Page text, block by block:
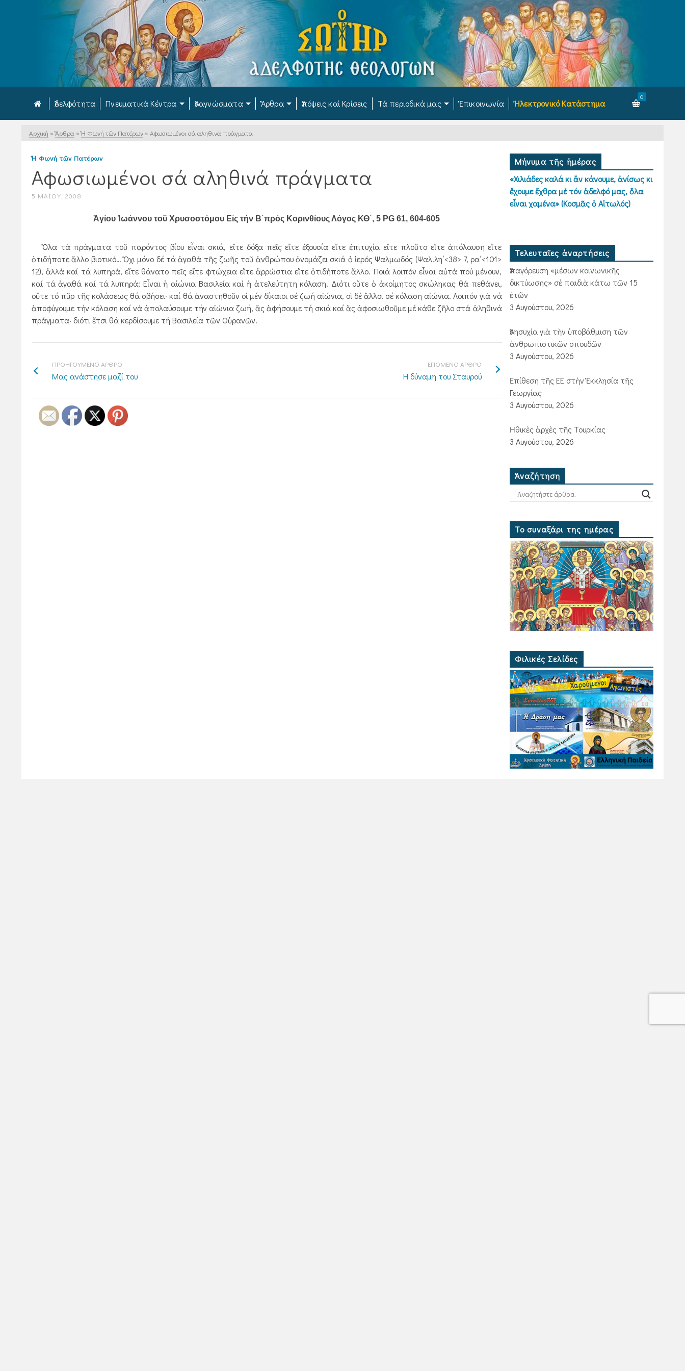
Ἀδελφότητα Πνευματικά Κέντρα Ἀναγνώσματα Ἄρθρα Ἀπόψεις καὶ Κρίσεις Τά περιοδικά μας Ἐπικοινωνία Ἠλεκτρονικό Κατάστημα
0
Αρχική » Ἄρθρα » Ἡ Φωνή τῶν Πατέρων » Αφωσιωμένοι σά αληθινά πράγματα
Ἡ Φωνή τῶν Πατέρων
Αφωσιωμένοι σά αληθινά πράγματα
5 ΜΑΪ́ΟΥ, 2008
Ἁγίου Ἰωάννου τοῦ Χρυσοστόμου Εἰς τήν Β΄πρός Κορινθίους Λόγος ΚΘ΄, 5 PG 61, 604-605
Ὅλα τά πράγματα τοῦ παρόντος βίου εἶναι σκιά, εἴτε δόξα πεῖς εἴτε ἐξουσία εἴτε ἐπιτυχία εἴτε πλοῦτο εἴτε ἀπόλαυση εἴτε
ὁτιδήποτε ἄλλο βιοτικό… Ὄχι μόνο δέ τά ἀγαθά τῆς ζωῆς τοῦ ἀνθρώπου ὀνομάζει σκιά ὁ ἱερός Ψαλμωδός (Ψαλ.λη΄<38> 7, ρα΄<101>
12), ἀλλά καί τά λυπηρά, εἴτε θάνατο πεῖς εἴτε φτώχεια εἴτε ἀρρώστια εἴτε ὁτιδήποτε ἄλλο. Ποιά λοιπόν εἶναι αὐτά πού μένουν,
καί τά ἀγαθά καί τά λυπηρά; Εἶναι ἡ αἰώνια Βασιλεία καί ἡ ἀτελεύτητη κόλαση. Διότι οὔτε ὁ ἀκοίμητος σκώληκας θά πεθάνει,
οὔτε τό πῦρ τῆς κολάσεως θά σβήσει· καί θά ἀναστηθοῦν οἱ μέν δίκαιοι σέ ζωή αἰώνια, οἱ δέ ἄλλοι σέ κόλαση αἰώνια. Λοιπόν γιά νά
ἀποφύγουμε τήν κόλαση καί νά ἀπολαύσουμε τήν αἰώνια ζωή, ἄς ἀφήσουμε τή σκιά καί ἄς ἀφοσιωθοῦμε μέ κάθε ζῆλο στά ἀληθινά
πράγματα· διότι ἔτσι θά κερδίσουμε τή Βασιλεία τῶν Οὐρανῶν.
ΠΡΟΗΓΟΥΜΕΝΟ ΑΡΘΡΟ
Μας ανάστησε μαζί του
ΕΠΟΜΕΝΟ ΑΡΘΡΟ
Η δύναμη του Σταυρού
Μήνυμα τῆς ἡμέρας
«Χιλιάδες καλά κι ἄν κάνουμε, ἀνίσως κι
ἔχουμε ἔχθρα μέ τόν ἀδελφό μας, ὅλα
εἶναι χαμένα» (Κοσμᾶς ὁ Αἰτωλός)
Τελευταῖες ἀναρτήσεις
Ἀπαγόρευση «μέσων κοινωνικῆς
δικτύωσης» σὲ παιδιὰ κάτω τῶν 15
ἐτῶν
3 Αυγούστου, 2026
Ἀνησυχία γιὰ τὴν ὑποβάθμιση τῶν
ἀνθρωπιστικῶν σπουδῶν
3 Αυγούστου, 2026
Ἐπίθεση τῆς ΕΕ στὴν Ἐκκλησία τῆς
Γεωργίας
3 Αυγούστου, 2026
Ἠθικὲς ἀρχὲς τῆς Τουρκίας
3 Αυγούστου, 2026
Ἀναζήτηση
Το συναξάρι της ημέρας
Φιλικές Σελίδες